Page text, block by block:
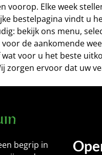
voorop. Elke week
bestelpagina vindt u
bekijk ons menu,
de aankomende
voor u het beste
zorgen ervoor dat uw
begrip in